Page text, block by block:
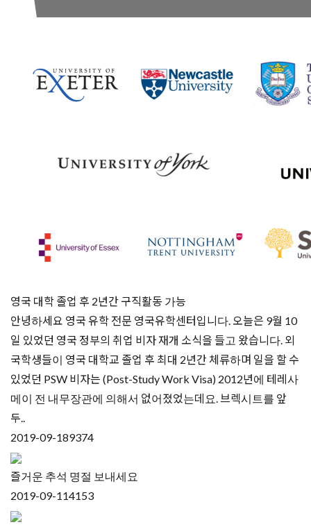
영국 대학 졸업 후 2년간 구직활동 가능
안녕하세요 영국 유학 전문 영국유학센터입니다. ​오늘은 9월 10
일 있었던 영국 정부의 취업 비자 재개 소식을 들고 왔습니다. 외
국학생들이 영국 대학교 졸업 후 최대 2년간 체류하며 일을 할 수
있었던 PSW 비자는 (Post-Study Work Visa) 2012년에 테레사
메이 전 내무장관에 의해서 없어졌었는데요. ​브렉시트를 앞
두..
2019-09-189374
즐거운 추석 명절 보내세요
2019-09-114153